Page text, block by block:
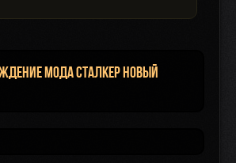
мода Сталкер Новый